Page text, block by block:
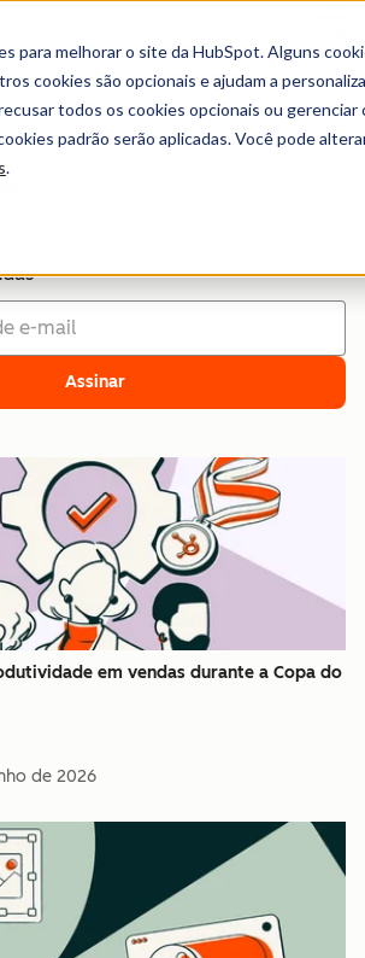
para melhorar o site da HubSpot. Alguns
cookies são opcionais e ajudam a
todos os cookies opcionais ou
padrão serão aplicadas. Você pode
.
para ajudar a elevar seus
Assinar
em vendas durante a Copa do
de 2026